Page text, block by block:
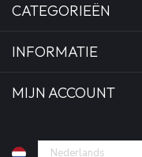
CATEGORIEËN
INFORMATIE
MIJN ACCOUNT